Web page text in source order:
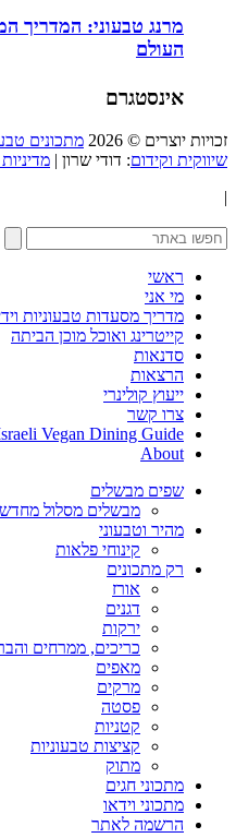
מרנג טבעוני: המדריך
העולם
אינסטגרם
זכויות יוצרים © 2026 מתכונים
שיווקית וקידום: דודי שרון |
|
ראשי
מי אני
מדריך מסעדות טבעוניות
קייטרינג ואוכל מוכן הביתה
סדנאות
הרצאות
ייעוץ קולינרי
צרו קשר
Vegan Dining Guide
About
שפים מבשלים
מבשלים מסלול מחדש
מהיר וטבעוני
קינוחי פלאות
רק מתכונים
אורז
דגנים
ירקות
כריכים, ממרחים
מאפים
מרקים
פסטה
קטניות
קציצות טבעוניות
מתוק
מתכוני חגים
מתכוני וידאו
הרשמה לאתר